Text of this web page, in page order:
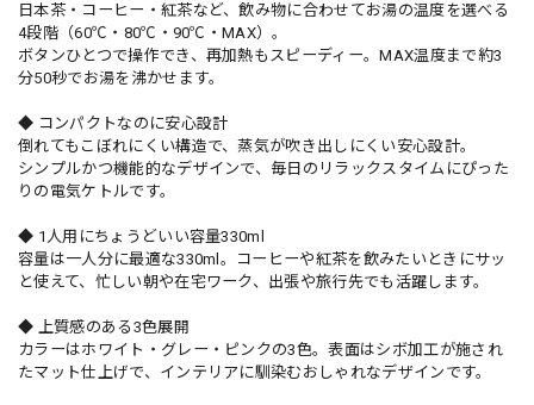
日本茶・コーヒー・紅茶など、飲み物に合わせてお湯の温度を選べる
4段階（60℃・80℃・90℃・MAX）。
ボタンひとつで操作でき、再加熱もスピーディー。MAX温度まで約3
分50秒でお湯を沸かせます。
◆ コンパクトなのに安心設計
倒れてもこぼれにくい構造で、蒸気が吹き出しにくい安心設計。
シンプルかつ機能的なデザインで、毎日のリラックスタイムにぴった
りの電気ケトルです。
◆ 1人用にちょうどいい容量330ml
容量は一人分に最適な330ml。コーヒーや紅茶を飲みたいときにサッ
と使えて、忙しい朝や在宅ワーク、出張や旅行先でも活躍します。
◆ 上質感のある3色展開
カラーはホワイト・グレー・ピンクの3色。表面はシボ加工が施され
たマット仕上げで、インテリアに馴染むおしゃれなデザインです。